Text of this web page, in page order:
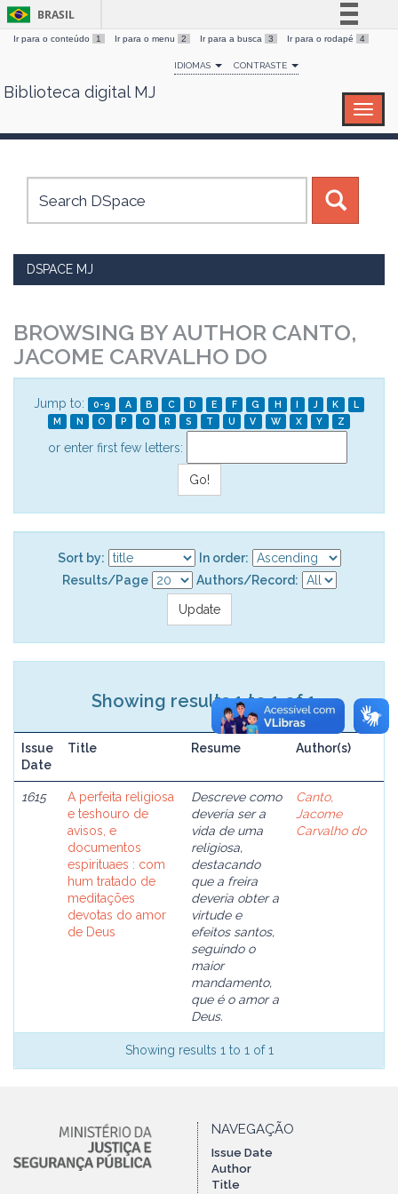
Skip
BRASIL
Simplifique!
Comunica BR
Canais
Ir para o conteúdo 1 Ir para o menu 2 Ir para a busca 3 Ir para o rodapé 4
IDIOMAS CONTRASTE
Biblioteca digital MJ
DSPACE MJ
BROWSING BY AUTHOR CANTO,
JACOME CARVALHO DO
Jump to: 0-9 A B C D E F G H I J K
L
M
N O P Q R S T U V W X Y Z
or enter first few letters:
Sort by:
In order:
Results/Page
Authors/Record:
Showing results 1 to 1 of 1
Issue
Date
Title Resume Author(s)
1615
A perfeita religiosa
e teshouro de
avisos, e
documentos
espirituaes : com
hum tratado de
meditações
devotas do amor
de Deus
Descreve como
deveria ser a
vida de uma
religiosa,
destacando
que a freira
deveria obter a
virtude e
efeitos santos,
seguindo o
maior
mandamento,
que é o amor a
Deus.
Canto,
Jacome
Carvalho do
Showing results 1 to 1 of 1
NAVEGAÇÃO
Issue Date
Author
Title